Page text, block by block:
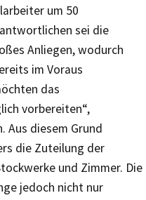
um 50
sei die
Anliegen, wodurch
im Voraus
das
vorbereiten“,
Aus diesem Grund
die Zuteilung der
und Zimmer. Die
jedoch nicht nur